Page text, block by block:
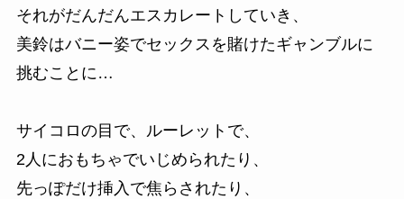
それがだんだんエスカレートしていき、
美鈴はバニー姿でセックスを賭けたギャンブルに
挑むことに…
サイコロの目で、ルーレットで、
2人におもちゃでいじめられたり、
先っぽだけ挿入で焦らされたり、